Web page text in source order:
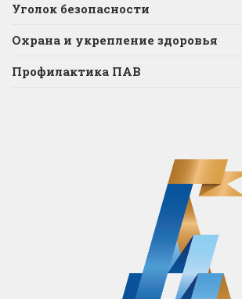
Уголок безопасности
Охрана и укрепление здоровья
Профилактика ПАВ